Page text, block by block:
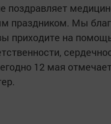
поздравляет
праздником. Мы
приходите на
12 мая